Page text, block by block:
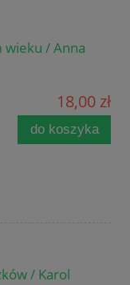
wieku / Anna
18,00 zł
do koszyka
/ Karol